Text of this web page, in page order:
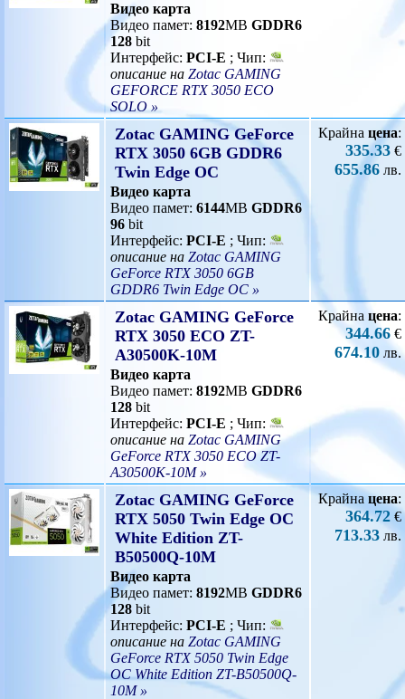
Видео карта
Видео памет: 8192MB GDDR6
128 bit
Интерфейс: PCI-E ; Чип:
описание на Zotac GAMING
GEFORCE RTX 3050 ECO
SOLO »
Zotac GAMING GeForce
RTX 3050 6GB GDDR6
Twin Edge OC
Видео карта
Видео памет: 6144MB GDDR6
96 bit
Интерфейс: PCI-E ; Чип:
описание на Zotac GAMING
GeForce RTX 3050 6GB
GDDR6 Twin Edge OC »
Крайна цена:
335.33 €
655.86 лв.
Zotac GAMING GeForce
RTX 3050 ECO ZT-
A30500K-10M
Видео карта
Видео памет: 8192MB GDDR6
128 bit
Интерфейс: PCI-E ; Чип:
описание на Zotac GAMING
GeForce RTX 3050 ECO ZT-
A30500K-10M »
Крайна цена:
344.66 €
674.10 лв.
Zotac GAMING GeForce
RTX 5050 Twin Edge OC
White Edition ZT-
B50500Q-10M
Видео карта
Видео памет: 8192MB GDDR6
128 bit
Интерфейс: PCI-E ; Чип:
описание на Zotac GAMING
GeForce RTX 5050 Twin Edge
OC White Edition ZT-B50500Q-
10M »
Крайна цена:
364.72 €
713.33 лв.